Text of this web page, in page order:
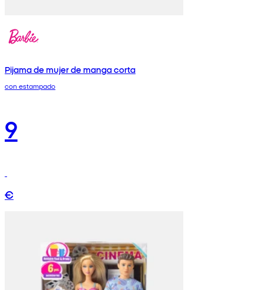
Pijama de mujer de manga corta
con estampado
9
€